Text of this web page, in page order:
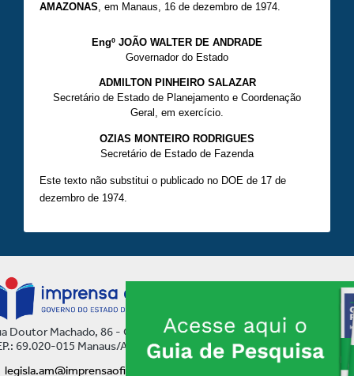
AMAZONAS, em Manaus, 16 de dezembro de 1974.
Engº JOÃO WALTER DE ANDRADE
Governador do Estado
ADMILTON PINHEIRO SALAZAR
Secretário de Estado de Planejamento e Coordenação
Geral, em exercício.
OZIAS MONTEIRO RODRIGUES
Secretário de Estado de Fazenda
Este texto não substitui o publicado no DOE de 17 de
dezembro de 1974.
Doutor Machado, 86 - Centro
69.020-015 Manaus/AM
legisla.am@imprensaoficial.am.gov.br